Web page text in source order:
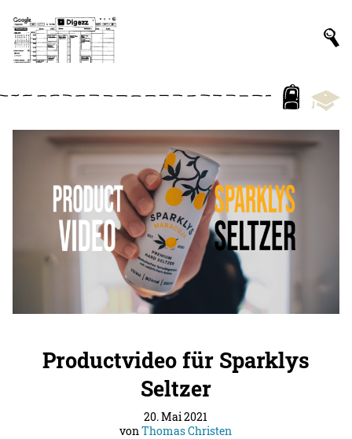
Productvideo für Sparklys
Seltzer
20. Mai 2021
vonThomas Christen